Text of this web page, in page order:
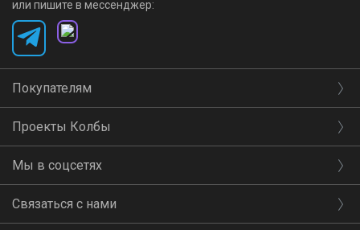
или пишите в мессенджер:
Покупателям
Проекты Колбы
Мы в соцсетях
Связаться с нами